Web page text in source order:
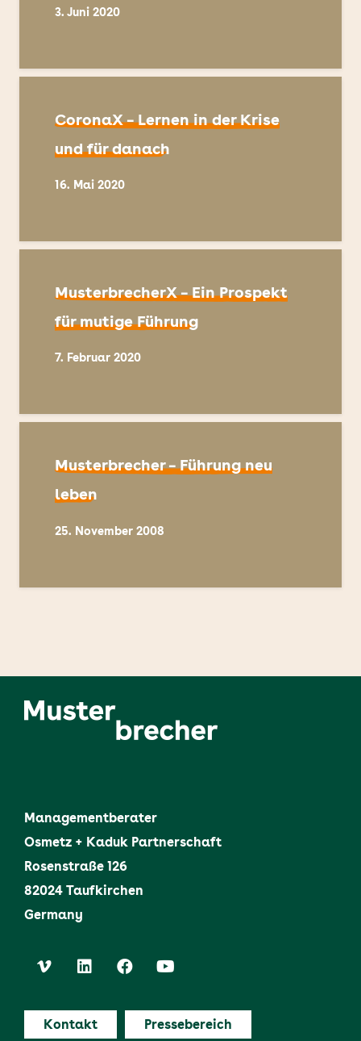
3. Juni 2020
CoronaX – Lernen in der Krise
und für danach
16. Mai 2020
MusterbrecherX – Ein Prospekt
für mutige Führung
7. Februar 2020
Musterbrecher – Führung neu
leben
25. November 2008
Managementberater
Osmetz + Kaduk Partnerschaft
Rosenstraße 126
82024 Taufkirchen
Germany
Kontakt Pressebereich